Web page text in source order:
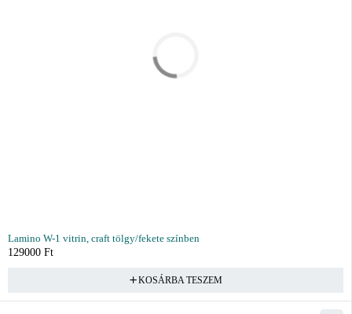
Lamino W-1 vitrin, craft tölgy/fekete színben
129000 Ft
KOSÁRBA TESZEM